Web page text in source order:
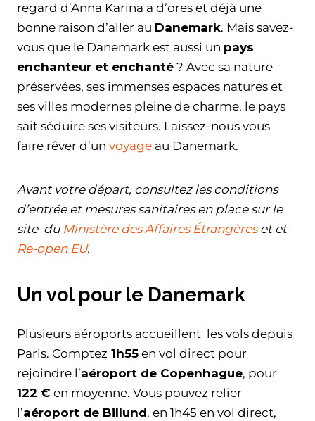
regard d’Anna Karina a d’ores et déjà une
bonne raison d’aller au Danemark. Mais savez-
vous que le Danemark est aussi un pays
enchanteur et enchanté ? Avec sa nature
préservées, ses immenses espaces natures et
ses villes modernes pleine de charme, le pays
sait séduire ses visiteurs. Laissez-nous vous
faire rêver d’un voyage au Danemark.
Avant votre départ, consultez les conditions
d’entrée et mesures sanitaires en place sur le
site du Ministère des Affaires Étrangèreset et
Re-open EU.
Un vol pour le Danemark
Plusieurs aéroports accueillent les vols depuis
Paris. Comptez 1h55 en vol direct pour
rejoindre l’aéroport de Copenhague, pour
122 € en moyenne. Vous pouvez relier
l’aéroport de Billund, en 1h45 en vol direct,